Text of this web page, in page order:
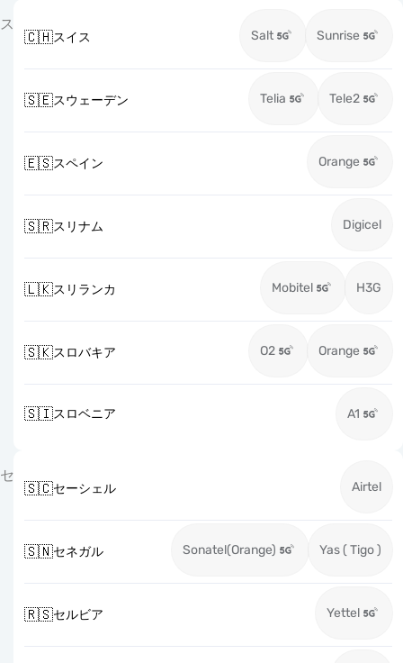
ス
🇨🇭スイス Salt Sunrise
🇸🇪スウェーデン Telia Tele2
🇪🇸スペイン Orange
🇸🇷スリナム Digicel
🇱🇰スリランカ Mobitel H3G
🇸🇰スロバキア O2 Orange
🇸🇮スロベニア A1
セ
🇸🇨セーシェル Airtel
🇸🇳セネガル Sonatel(Orange) Yas ( Tigo )
🇷🇸セルビア Yettel